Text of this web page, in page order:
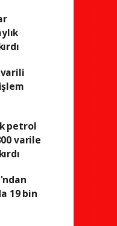
petrol
varile
19 bin